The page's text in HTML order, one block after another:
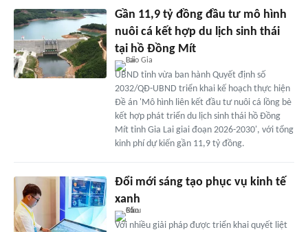
Gần 11,9 tỷ đồng đầu tư mô hình
nuôi cá kết hợp du lịch sinh thái
tại hồ Đồng Mít
UBND tỉnh vừa ban hành Quyết định số
2032/QĐ-UBND triển khai kế hoạch thực hiện
Đề án 'Mô hình liên kết đầu tư nuôi cá lồng bè
kết hợp phát triển du lịch sinh thái hồ Đồng
Mít tỉnh Gia Lai giai đoạn 2026-2030', với tổng
kinh phí dự kiến gần 11,9 tỷ đồng.
Ðổi mới sáng tạo phục vụ kinh tế
xanh
Với nhiều giải pháp được triển khai quyết liệt